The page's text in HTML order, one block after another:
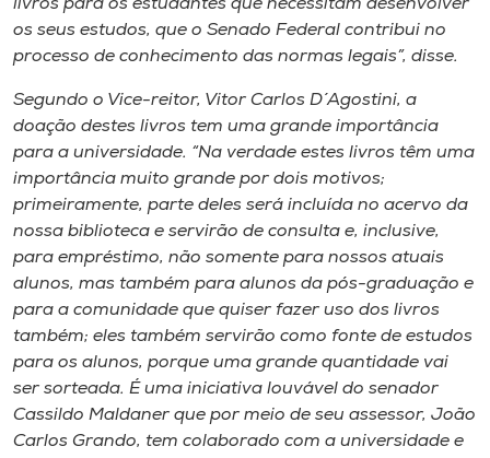
Selecione
A-
livros para os estudantes que necessitam desenvolver
os seus estudos, que o Senado Federal contribui no
processo de conhecimento das normas legais”, disse.
Segundo o Vice-reitor, Vitor Carlos D´Agostini, a
doação destes livros tem uma grande importância
para a universidade. “Na verdade estes livros têm uma
importância muito grande por dois motivos;
primeiramente, parte deles será incluída no acervo da
nossa biblioteca e servirão de consulta e, inclusive,
para empréstimo, não somente para nossos atuais
alunos, mas também para alunos da pós-graduação e
para a comunidade que quiser fazer uso dos livros
também; eles também servirão como fonte de estudos
para os alunos, porque uma grande quantidade vai
ser sorteada. É uma iniciativa louvável do senador
Cassildo Maldaner que por meio de seu assessor, João
Carlos Grando, tem colaborado com a universidade e